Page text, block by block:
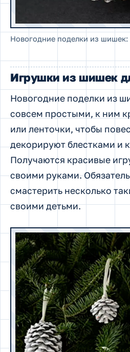
Новогодние поделки из шишек:
Игрушки из шишек
Новогодние поделки из
совсем простыми, к ним
или ленточки, чтобы
декорируют блестками и
Получаются красивые
своими руками.
смастерить несколько
своими детьми.